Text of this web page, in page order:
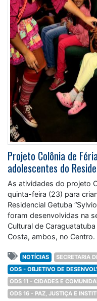
Projeto Colônia de
adolescentes do
As atividades do projeto
quinta-feira (23) para
Residencial Getuba
foram desenvolvidas na
Cultural de
Costa, ambos, no
NOTÍCIAS
SECRETARIA
ODS - OBJETIVO DE
ODS 11 - CIDADES E
ODS 16 - PAZ, JUSTIÇA E